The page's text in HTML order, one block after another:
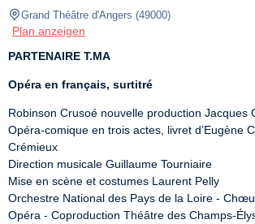
Grand Théâtre d'Angers (49000)
Plan anzeigen
PARTENAIRE T.MA
Opéra en français, surtitré
Robinson Crusoé nouvelle production Jacques
Opéra-comique en trois actes, livret d’Eugène
Crémieux
Direction musicale Guillaume Tourniaire
Mise en scène et costumes Laurent Pelly
Orchestre National des Pays de la Loire -
Opéra - Coproduction Théâtre des Champs-